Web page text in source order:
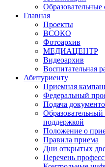
Образовательные
Главная
Проекты
ВСОКО
Фотоархив
МЕДИАЦЕНТР
Видеоархив
Воспитательная
Абитуриенту
Приемная
Федеральный
Подача
Образовательный
поддержкой
Положение о
Правила приема
Дни открытых
Перечень